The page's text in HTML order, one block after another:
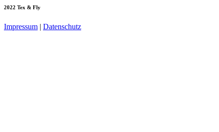
2022 Tex & Fly
Impressum | Datenschutz